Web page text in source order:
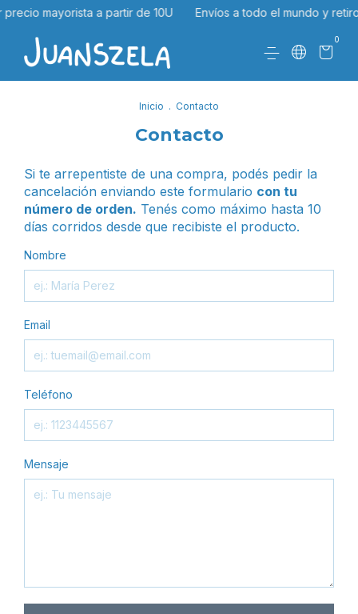
mayorista a partir de 10U Envíos a todo el mundo y
0
Inicio . Contacto
Contacto
Si te arrepentiste de una compra, podés pedir la
cancelación enviando este formulario con tu
número de orden. Tenés como máximo hasta 10
días corridos desde que recibiste el producto.
Nombre
Email
Teléfono
Mensaje